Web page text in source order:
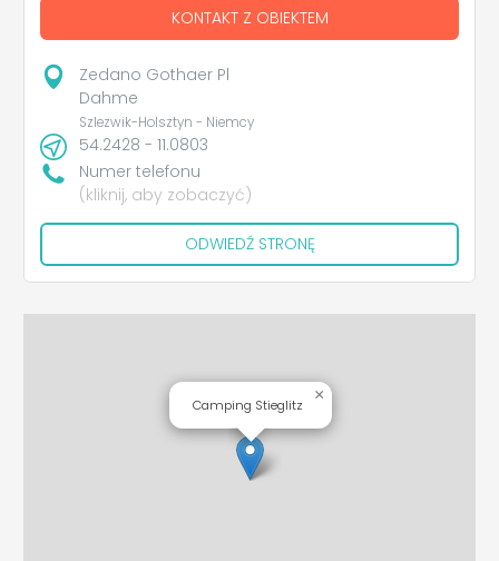
KONTAKT Z OBIEKTEM
Zedano Gothaer Pl
Dahme
Szlezwik-Holsztyn - Niemcy
54.2428 - 11.0803
Numer telefonu
(kliknij, aby zobaczyć)
ODWIEDŹ STRONĘ
Camping Stieglitz
×